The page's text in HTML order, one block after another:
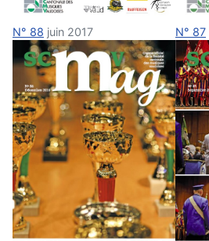
N° 88 juin 2017 N° 87